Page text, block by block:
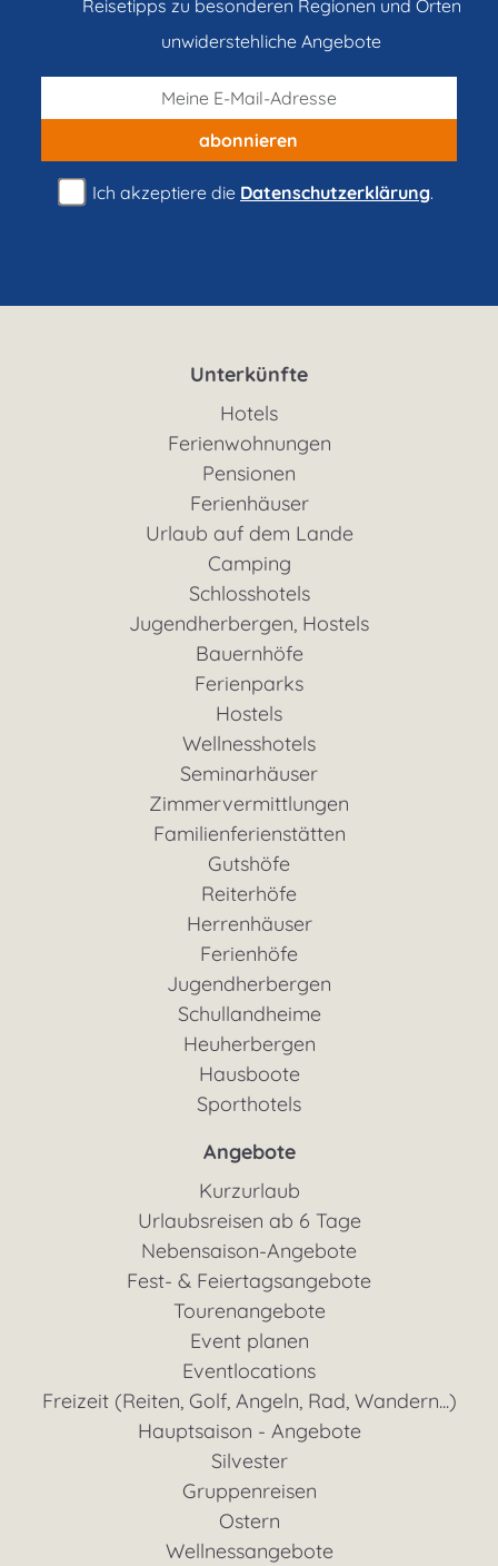
Reisetipps zu besonderen Regionen und Orten
unwiderstehliche Angebote
abonnieren
Ich akzeptiere die Datenschutzerklärung.
Unterkünfte
Hotels
Ferienwohnungen
Pensionen
Ferienhäuser
Urlaub auf dem Lande
Camping
Schlosshotels
Jugendherbergen, Hostels
Bauernhöfe
Ferienparks
Hostels
Wellnesshotels
Seminarhäuser
Zimmervermittlungen
Familienferienstätten
Gutshöfe
Reiterhöfe
Herrenhäuser
Ferienhöfe
Jugendherbergen
Schullandheime
Heuherbergen
Hausboote
Sporthotels
Angebote
Kurzurlaub
Urlaubsreisen ab 6 Tage
Nebensaison-Angebote
Fest- & Feiertagsangebote
Tourenangebote
Event planen
Eventlocations
Freizeit (Reiten, Golf, Angeln, Rad, Wandern...)
Hauptsaison - Angebote
Silvester
Gruppenreisen
Ostern
Wellnessangebote